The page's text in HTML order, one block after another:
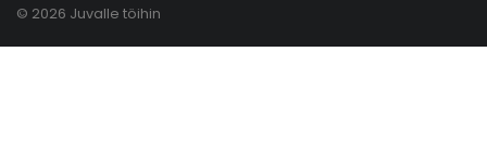
© 2026 Juvalle töihin